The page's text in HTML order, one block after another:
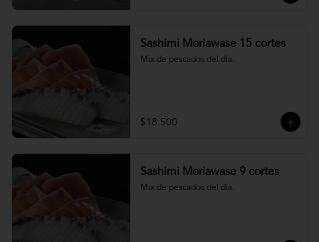
Sashimi Moriawase 15 cortes
Mix de pescados del día.
$18.500
Sashimi Moriawase 9 cortes
Mix de pescados del día.